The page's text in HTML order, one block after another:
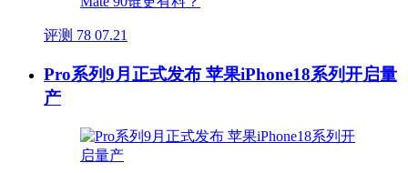
评测 78 07.21
Pro系列9月正式发布 苹果iPhone18系列开启量
产